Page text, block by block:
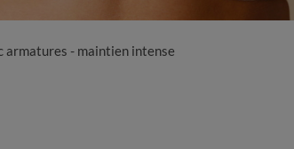
armatures - maintien intense